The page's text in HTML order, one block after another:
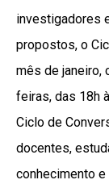
investigadores
propostos, o
mês de janeiro,
feiras, das 18h
Ciclo de
docentes,
conhecimento